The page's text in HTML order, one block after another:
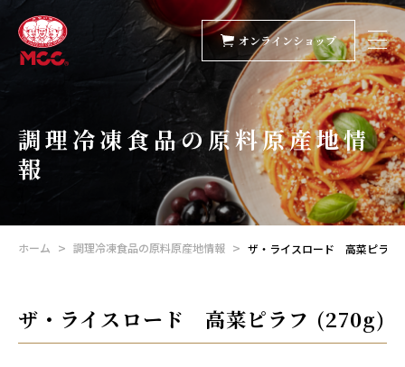
オンラインショップ
調理冷凍食品の原料原産地情
報
ホーム 調理冷凍食品の原料原産地情報 ザ・ライスロード 高菜ピラフ
ザ・ライスロード 高菜ピラフ (270g)